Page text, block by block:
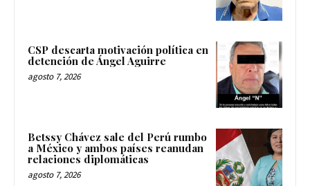
CSP descarta motivación política en
detención de Ángel Aguirre
agosto 7, 2026
Betssy Chávez sale del Perú rumbo
a México y ambos países reanudan
relaciones diplomáticas
agosto 7, 2026